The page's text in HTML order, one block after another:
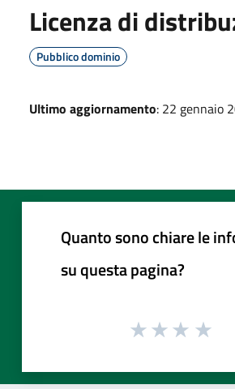
Licenza di
Pubblico dominio
Ultimo aggiornamento: 22 gennaio
Quanto sono chiare le
su questa pagina?